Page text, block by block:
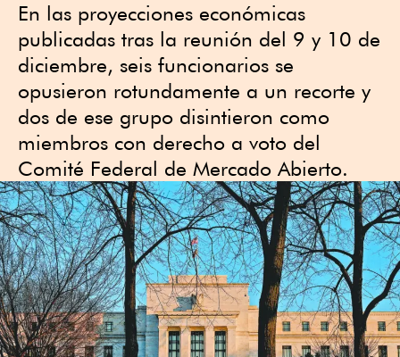
En las proyecciones económicas
publicadas tras la reunión del 9 y 10 de
diciembre, seis funcionarios se
opusieron rotundamente a un recorte y
dos de ese grupo disintieron como
miembros con derecho a voto del
Comité Federal de Mercado Abierto.